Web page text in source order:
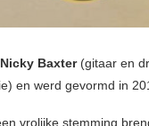
Nicky Baxter(gitaar en
en werd gevormd in
vrolijke stemming